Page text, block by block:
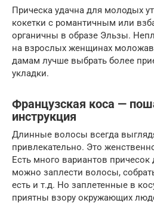
Прическа удачна для молодых
кокетки с романтичным или
органичны в образе Эльзы.
на взрослых женщинах
дамам лучше выбрать более
укладки.
Французская коса —
инструкция
Длинные волосы всегда
привлекательно. Это
Есть много вариантов
можно заплести волосы,
есть и т.д. Но заплетенные в
приятны взору окружающих